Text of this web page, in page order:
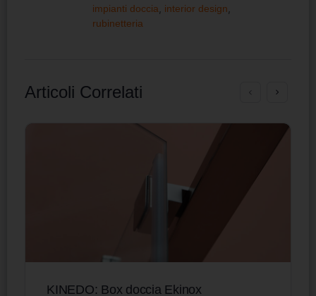
impianti doccia
interior design
rubinetteria
Articoli Correlati
KINEDO: Box doccia Ekinox